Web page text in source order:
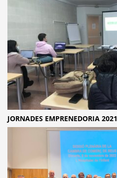
JORNADES EMPRENEDORIA 2021